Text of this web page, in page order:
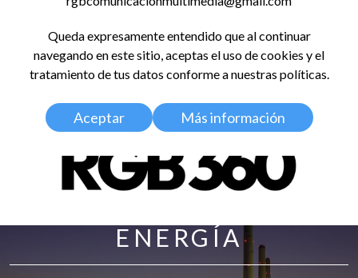
LinkedIn
RED GLOBAL
BALDOSA 360
ENERGÍA
Queda expresamente entendido que al continuar
navegando en este sitio, aceptas el uso de cookies y el
tratamiento de tus datos conforme a nuestras políticas.
Aceptar Más información